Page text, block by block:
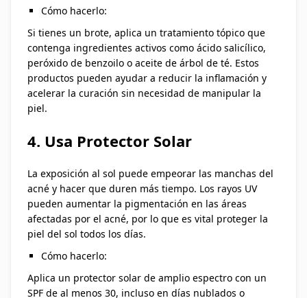
Cómo hacerlo:
Si tienes un brote, aplica un tratamiento tópico que
contenga ingredientes activos como ácido salicílico,
peróxido de benzoilo o aceite de árbol de té. Estos
productos pueden ayudar a reducir la inflamación y
acelerar la curación sin necesidad de manipular la
piel.
4. Usa Protector Solar
La exposición al sol puede empeorar las manchas del
acné y hacer que duren más tiempo. Los rayos UV
pueden aumentar la pigmentación en las áreas
afectadas por el acné, por lo que es vital proteger la
piel del sol todos los días.
Cómo hacerlo:
Aplica un protector solar de amplio espectro con un
SPF de al menos 30, incluso en días nublados o